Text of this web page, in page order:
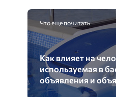
Что еще почитать
Как влияет на
используемая в
объявления и